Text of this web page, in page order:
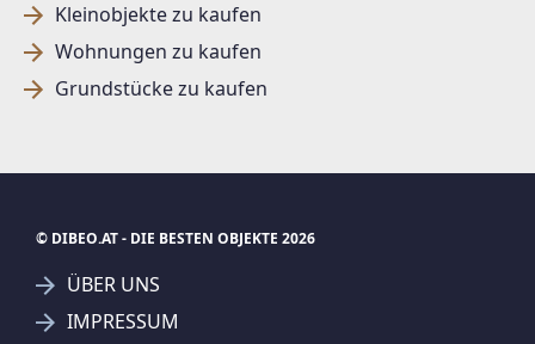
Kleinobjekte zu kaufen
Wohnungen zu kaufen
Grundstücke zu kaufen
© DIBEO.AT - DIE BESTEN OBJEKTE 2026
ÜBER UNS
IMPRESSUM